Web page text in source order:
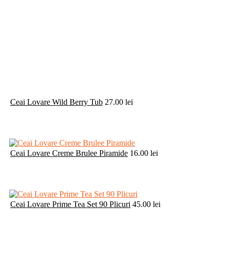
Ceai Lovare Wild Berry Tub 27.00 lei
Ceai Lovare Creme Brulee Piramide 16.00 lei
Ceai Lovare Prime Tea Set 90 Plicuri 45.00 lei